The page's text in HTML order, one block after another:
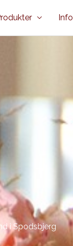
Info
i Spodsbjerg